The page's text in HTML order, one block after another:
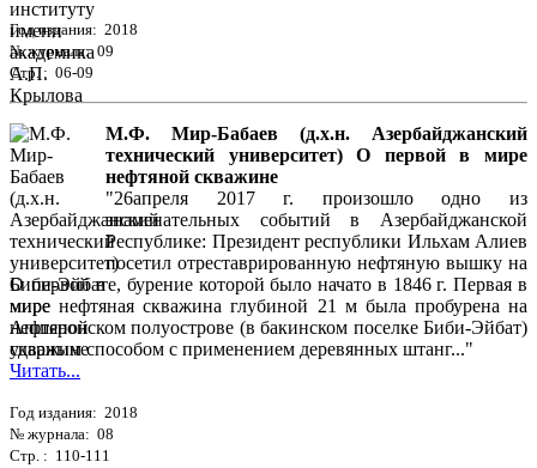
Год издания: 2018
№ журнала: 09
Стр. : 06-09
М.Ф. Мир-Бабаев (д.х.н. Азербайджанский
технический университет) О первой в мире
нефтяной скважине
"26апреля 2017 г. произошло одно из
знаменательных событий в Азербайджанской
Республике: Президент республики Ильхам Алиев
посетил отреставрированную нефтяную вышку на
Биби-Эйбате, бурение которой было начато в 1846 г. Первая в
мире нефтяная скважина глубиной 21 м была пробурена на
Апшеронском полуострове (в бакинском поселке Биби-Эйбат)
ударным способом с применением деревянных штанг..."
Читать...
Год издания: 2018
№ журнала: 08
Стр. : 110-111